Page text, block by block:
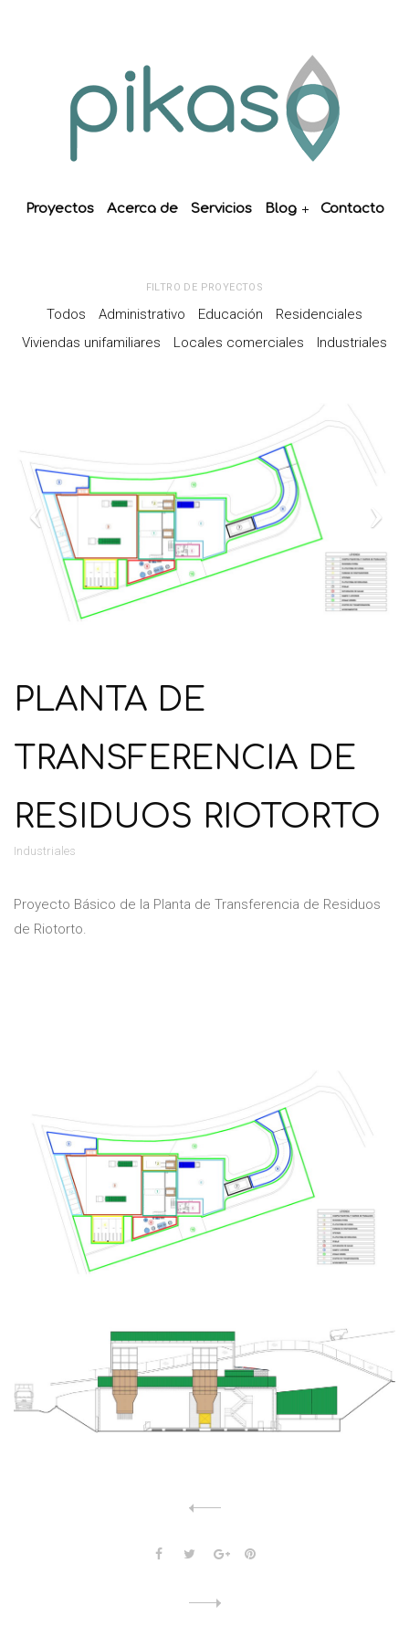
Proyectos Acerca de Servicios Blog Contacto
FILTRO DE PROYECTOS
Todos Administrativo Educación
Residenciales
Viviendas unifamiliares
Locales comerciales Industriales
Next
PLANTA DE
TRANSFERENCIA DE
RESIDUOS RIOTORTO
Industriales
Proyecto Básico de la Planta de Transferencia de Residuos
de Riotorto.